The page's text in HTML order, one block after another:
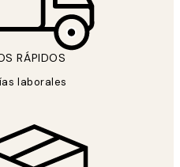
RÁPIDOS
laborales